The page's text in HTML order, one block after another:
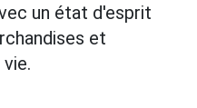
un état d'esprit
et